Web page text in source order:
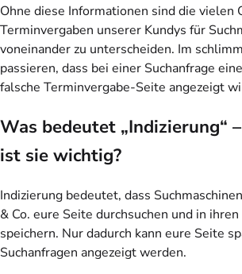
Ohne diese Informationen sind die vielen
Terminvergaben unserer Kundys für
voneinander zu unterscheiden. Im
passieren, dass bei einer Suchanfrage
falsche Terminvergabe-Seite angezeigt
Was bedeutet „Indizierung“
ist sie wichtig?
Indizierung bedeutet, dass
& Co. eure Seite durchsuchen und in
speichern. Nur dadurch kann eure Seite
Suchanfragen angezeigt werden.